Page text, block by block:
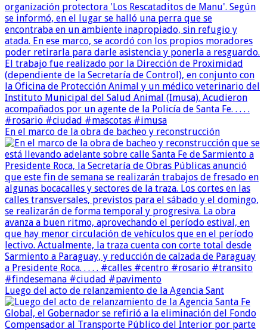
En el marco de la obra de bacheo y reconstrucción
Luego del acto de relanzamiento de la Agencia Sant